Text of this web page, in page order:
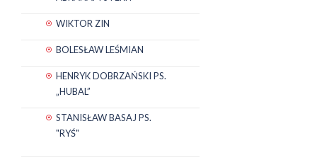
WIKTOR ZIN
BOLESŁAW LEŚMIAN
HENRYK DOBRZAŃSKI PS.
„HUBAL”
STANISŁAW BASAJ PS.
"RYŚ"